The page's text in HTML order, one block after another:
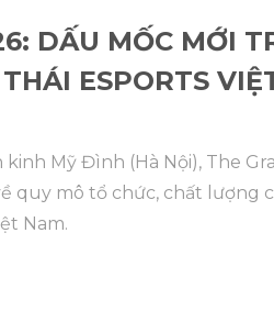
DẤU MỐC MỚI
ESPORTS
Mỹ Đình (Hà Nội), The
quy mô tổ chức, chất lượng
Nam.